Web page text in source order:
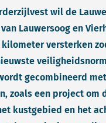
wil de
Lauwersoog en
versterken
gecombineerd
zoals een project om
kustgebied en het